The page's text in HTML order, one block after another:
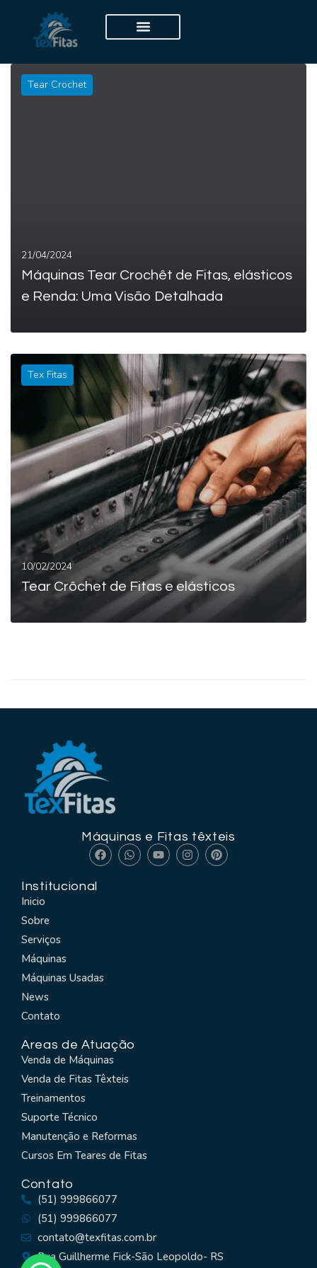
Tear Crochet
21/04/2024
Máquinas Tear Crochêt de Fitas, elásticos
e Renda: Uma Visão Detalhada
LEIA MAIS
Tex Fitas
10/02/2024
Tear Crôchet de Fitas e elásticos
Máquinas e Fitas têxteis
Institucional
Inicio
Sobre
Serviços
Máquinas
Máquinas Usadas
News
Contato
Areas de Atuação
Venda de Máquinas
Venda de Fitas Têxteis
Treinamentos
Suporte Técnico
Manutenção e Reformas
Cursos Em Teares de Fitas
Contato
(51) 999866077
(51) 999866077
contato@texfitas.com.br
Rua Guillherme Fick-São Leopoldo- RS